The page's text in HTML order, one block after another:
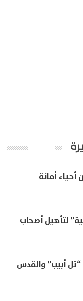
أمانة
لتأهيل أصحاب
أبيب” والقدس